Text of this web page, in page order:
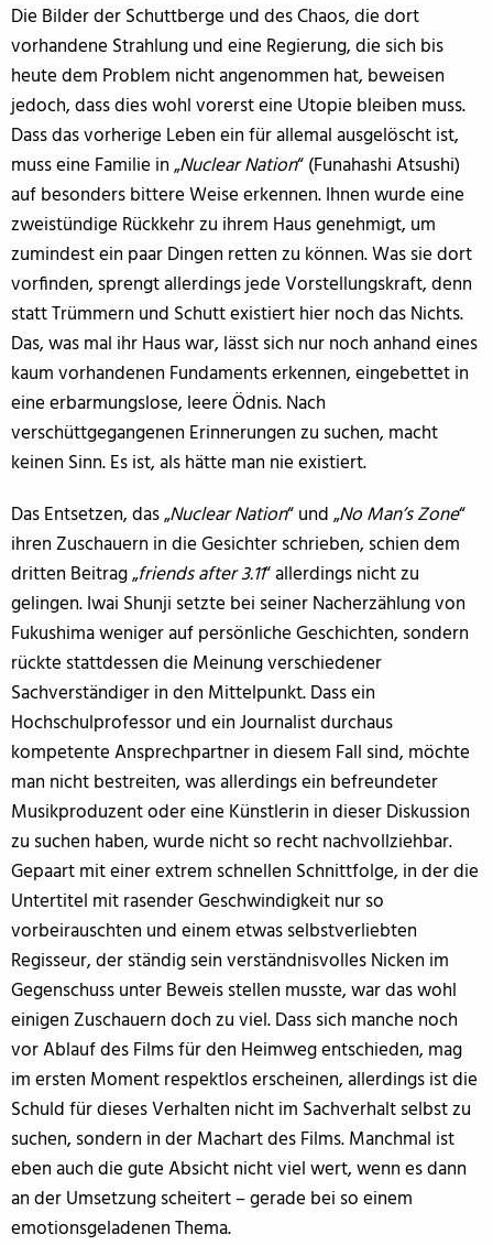
Die Bilder der Schuttberge und des Chaos, die dort
vorhandene Strahlung und eine Regierung, die sich bis
heute dem Problem nicht angenommen hat, beweisen
jedoch, dass dies wohl vorerst eine Utopie bleiben muss.
Dass das vorherige Leben ein für allemal ausgelöscht ist,
muss eine Familie in „Nuclear Nation“ (Funahashi Atsushi)
auf besonders bittere Weise erkennen. Ihnen wurde eine
zweistündige Rückkehr zu ihrem Haus genehmigt, um
zumindest ein paar Dingen retten zu können. Was sie dort
vorfinden, sprengt allerdings jede Vorstellungskraft, denn
statt Trümmern und Schutt existiert hier noch das Nichts.
Das, was mal ihr Haus war, lässt sich nur noch anhand eines
kaum vorhandenen Fundaments erkennen, eingebettet in
eine erbarmungslose, leere Ödnis. Nach
verschüttgegangenen Erinnerungen zu suchen, macht
keinen Sinn. Es ist, als hätte man nie existiert.
Das Entsetzen, das „Nuclear Nation“ und „No Man’s Zone“
ihren Zuschauern in die Gesichter schrieben, schien dem
dritten Beitrag „friends after 3.11“ allerdings nicht zu
gelingen. Iwai Shunji setzte bei seiner Nacherzählung von
Fukushima weniger auf persönliche Geschichten, sondern
rückte stattdessen die Meinung verschiedener
Sachverständiger in den Mittelpunkt. Dass ein
Hochschulprofessor und ein Journalist durchaus
kompetente Ansprechpartner in diesem Fall sind, möchte
man nicht bestreiten, was allerdings ein befreundeter
Musikproduzent oder eine Künstlerin in dieser Diskussion
zu suchen haben, wurde nicht so recht nachvollziehbar.
Gepaart mit einer extrem schnellen Schnittfolge, in der die
Untertitel mit rasender Geschwindigkeit nur so
vorbeirauschten und einem etwas selbstverliebten
Regisseur, der ständig sein verständnisvolles Nicken im
Gegenschuss unter Beweis stellen musste, war das wohl
einigen Zuschauern doch zu viel. Dass sich manche noch
vor Ablauf des Films für den Heimweg entschieden, mag
im ersten Moment respektlos erscheinen, allerdings ist die
Schuld für dieses Verhalten nicht im Sachverhalt selbst zu
suchen, sondern in der Machart des Films. Manchmal ist
eben auch die gute Absicht nicht viel wert, wenn es dann
an der Umsetzung scheitert – gerade bei so einem
emotionsgeladenen Thema.